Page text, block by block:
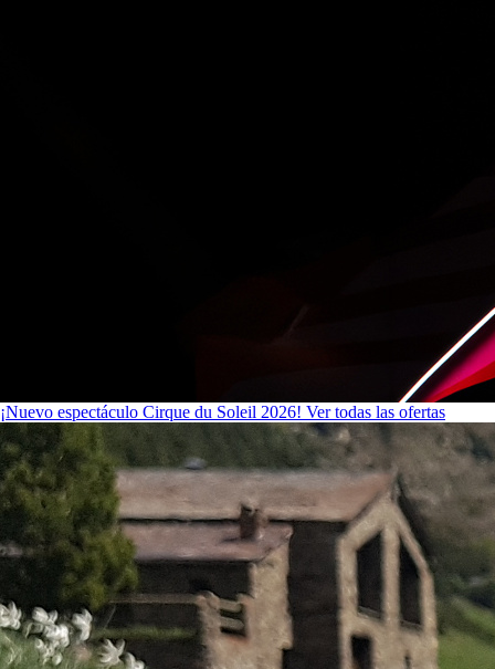
¡Nuevo espectáculo Cirque du Soleil 2026! Ver todas las ofertas